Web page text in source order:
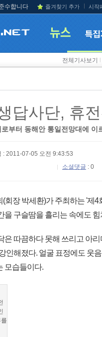
수합니다 즐겨찾기 추가 시작
전체기사보기
답사단, 휴
부터 동해안 통일전망대에 이
: 2011-07-05 오전 9:43:53
소셜댓글 : 0
회장 박세환)가 주최하는 '제
을 구슬땀을 흘리는 속에도
은 따끔하다 못해 쓰리고 아
인해졌다. 얼굴 표정에도 웃
모습들이다.